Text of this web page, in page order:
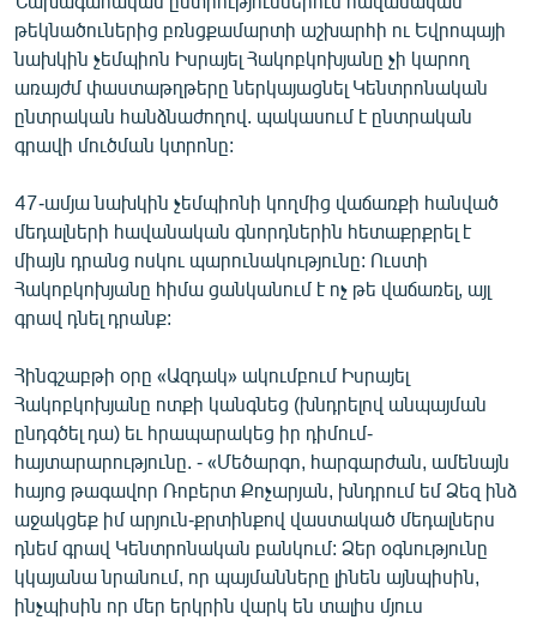
ՏԵՍԱՆՅՈՒԹԵՐ
ԲԱՆԱՎԵՃ
ՁԳՏԵԼՈՎ ԼԱՎԱԳՈՒՅՆԻՆ
Հայերեն
English
Русский
ՀԵՏԵՎԵՔ ՄԵԶ
«Ազատության» բոլոր կայքերը
թեկնածուներից բռնցքամարտի աշխարհի ու Եվրոպայի
նախկին չեմպիոն Իսրայել Հակոբկոխյանը չի կարող
առայժմ փաստաթղթերը ներկայացնել Կենտրոնական
ընտրական հանձնաժողով. պակասում է ընտրական
գրավի մուծման կտրոնը:
47-ամյա նախկին չեմպիոնի կողմից վաճառքի հանված
մեդալների հավանական գնորդներին հետաքրքրել է
միայն դրանց ոսկու պարունակությունը: Ուստի
Հակոբկոխյանը հիմա ցանկանում է ոչ թե վաճառել, այլ
գրավ դնել դրանք:
Հինգշաբթի օրը «Ազդակ» ակումբում Իսրայել
Հակոբկոխյանը ոտքի կանգնեց (խնդրելով անպայման
ընդգծել դա) եւ հրապարակեց իր դիմում-
հայտարարությունը. - «Մեծարգո, հարգարժան, ամենայն
հայոց թագավոր Ռոբերտ Քոչարյան, խնդրում եմ Ձեզ ինձ
աջակցեք իմ արյուն-քրտինքով վաստակած մեդալներս
դնեմ գրավ Կենտրոնական բանկում: Ձեր օգնությունը
կկայանա նրանում, որ պայմանները լինեն այնպիսին,
ինչպիսին որ մեր երկրին վարկ են տալիս մյուս